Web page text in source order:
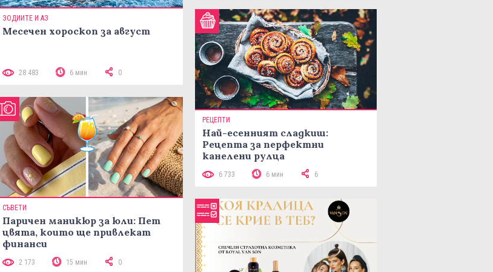
ЗОДИИТЕ И АЗ
Месечен хороскоп за август
28 483 6 мин 0
СЪВЕТИ
Паричен маникюр за юли: Пет
цвята, които ще привлекат
финанси
2 173 15 мин 0
РЕЦЕПТИ
Най-есенният сладкиш:
Рецепта за перфектни
канелени рулца
6 733 6 мин 6